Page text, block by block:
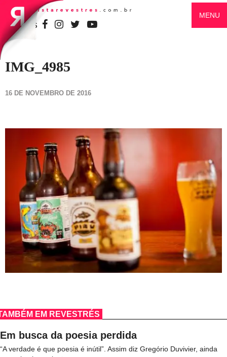
SIGA-NOS
MENU
IMG_4985
16 DE NOVEMBRO DE 2016
EM REVESTRÉS
Em busca da poesia perdida
“A verdade é que poesia é inútil”. Assim diz Gregório Duvivier, ainda